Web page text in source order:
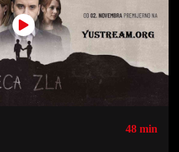
48 min